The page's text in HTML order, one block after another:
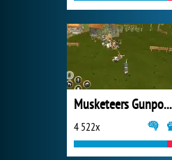
Musketeers Gunpowder vs Steel
4 522x